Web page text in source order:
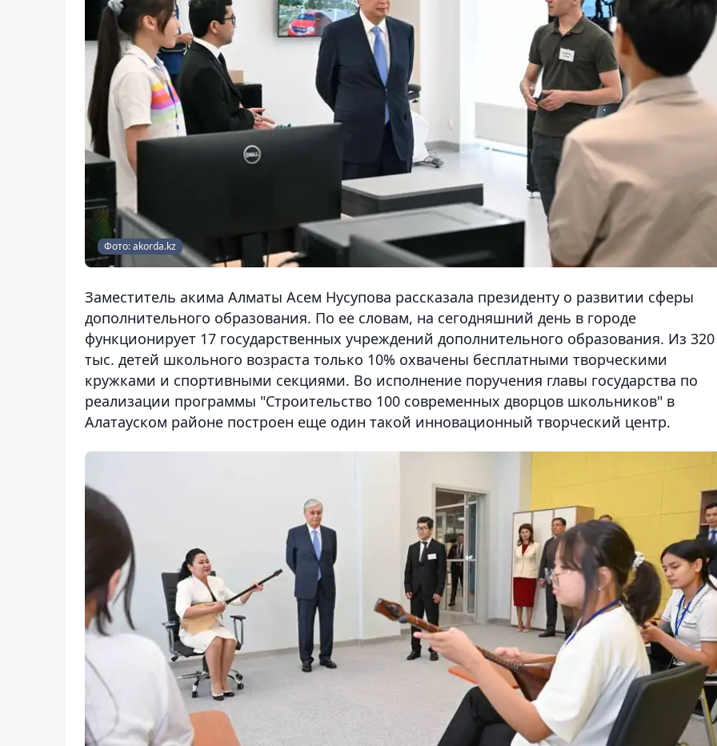
Фото: akorda.kz
Заместитель акима Алматы Асем Нусупова рассказала президенту о развитии сферы
дополнительного образования. По ее словам, на сегодняшний день в городе
функционирует 17 государственных учреждений дополнительного образования. Из 320
тыс. детей школьного возраста только 10% охвачены бесплатными творческими
кружками и спортивными секциями. Во исполнение поручения главы государства по
реализации программы "Строительство 100 современных дворцов школьников" в
Алатауском районе построен еще один такой инновационный творческий центр.